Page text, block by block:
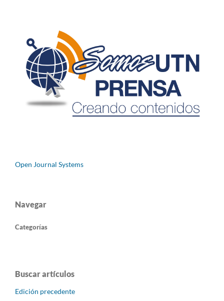
Open Journal Systems
Navegar
Categorías
Buscar artículos
Edición precedente